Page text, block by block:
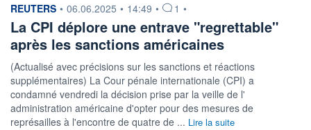
information fournie par
REUTERS • 06.06.2025 • 14:49 • 1 •
La CPI déplore une entrave "regrettable"
après les sanctions américaines
(Actualisé avec précisions sur les sanctions et réactions
supplémentaires) La Cour pénale internationale (CPI) a
condamné vendredi la décision prise par la veille de l'
administration américaine d'opter pour des mesures de
représailles à l'encontre de quatre de ... Lire la suite